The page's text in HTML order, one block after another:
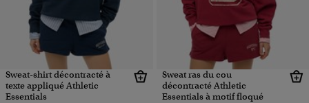
Sweat-shirt décontracté à
texte appliqué Athletic
Essentials
Sweat ras du cou
décontracté Athletic
Essentials à motif floqué